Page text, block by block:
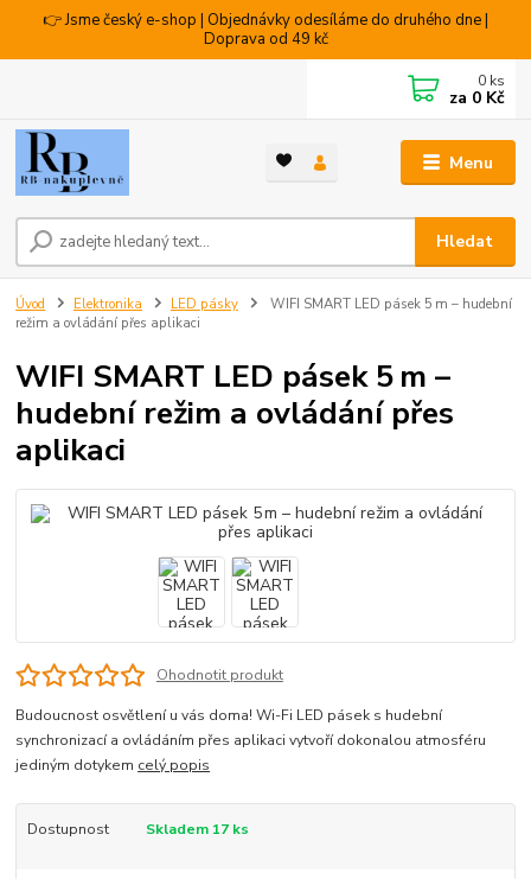
👉 Jsme český e-shop | Objednávky odesíláme do druhého dne |
Doprava od 49 kč
Menu
Hledat
0 ks
za 0 Kč
Úvod Elektronika LED pásky
WIFI SMART LED pásek 5 m – hudební
režim a ovládání přes aplikaci
WIFI SMART LED pásek 5 m –
hudební režim a ovládání přes
aplikaci
Ohodnotit produkt
Budoucnost osvětlení u vás doma! Wi-Fi LED pásek s hudební
synchronizací a ovládáním přes aplikaci vytvoří dokonalou atmosféru
jediným dotykem celý popis
Dostupnost Skladem 17 ks